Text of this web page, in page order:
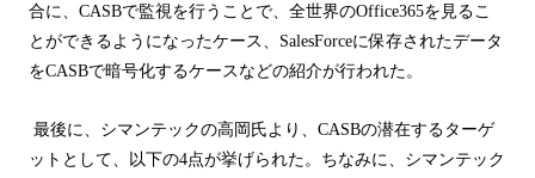
合に、 CASBで監視を行うことで、全世界のOffice365を見るこ
とができるようになったケース、 SalesForceに保存されたデータ
をCASBで暗号化するケースなどの紹介が行われた。
最後に、シマンテックの高岡氏より、 CASBの潜在するターゲ
ットとして、以下の4点が挙げられた。ちなみに、シマンテック